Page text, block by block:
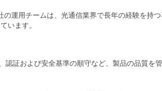
運用チームは、光通信業界で長年の経験を持
います。
認証および安全基準の順守など、製品の品質